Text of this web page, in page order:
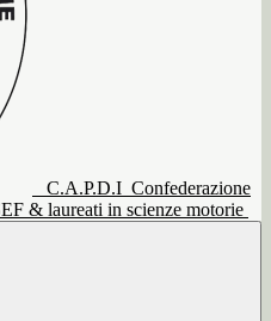
C.A.P.D.I Confederazione
& laureati in scienze motorie